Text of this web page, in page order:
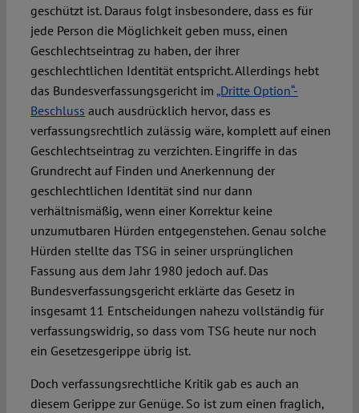
geschützt ist. Daraus folgt insbesondere, dass es für
jede Person die Möglichkeit geben muss, einen
Geschlechtseintrag zu haben, der ihrer
geschlechtlichen Identität entspricht. Allerdings hebt
das Bundesverfassungsgericht im „Dritte Option“-
Beschluss auch ausdrücklich hervor, dass es
verfassungsrechtlich zulässig wäre, komplett auf einen
Geschlechtseintrag zu verzichten. Eingriffe in das
Grundrecht auf Finden und Anerkennung der
geschlechtlichen Identität sind nur dann
verhältnismäßig, wenn einer Korrektur keine
unzumutbaren Hürden entgegenstehen. Genau solche
Hürden stellte das TSG in seiner ursprünglichen
Fassung aus dem Jahr 1980 jedoch auf. Das
Bundesverfassungsgericht erklärte das Gesetz in
insgesamt 11 Entscheidungen nahezu vollständig für
verfassungswidrig, so dass vom TSG heute nur noch
ein Gesetzesgerippe übrig ist.
Doch verfassungsrechtliche Kritik gab es auch an
diesem Gerippe zur Genüge. So ist zum einen fraglich,